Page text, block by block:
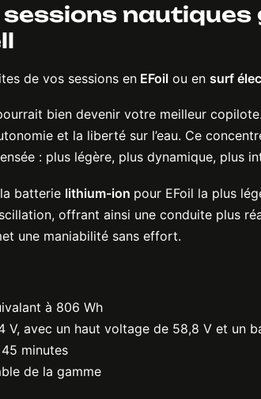
de vos sessions en EFoil ou en surf
bien devenir votre meilleur
et la liberté sur l’eau. Ce
: plus légère, plus dynamique, plus
batterie lithium-ion pour EFoil la plus
offrant ainsi une conduite plus
une maniabilité sans effort.
à 806 Wh
V, avec un haut voltage de 58,8 V et un
minutes
de la gamme